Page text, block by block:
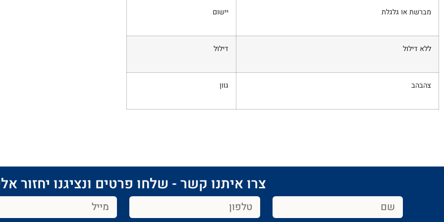
מברשת או גלגלת יישום
ללא דילול דילול
צהבהב גוון
צרו איתנו קשר - שלחו פרטים ונציגנו יחזור